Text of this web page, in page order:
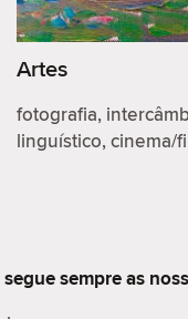
Artes
fotografia,
linguístico, cinema/
sempre as